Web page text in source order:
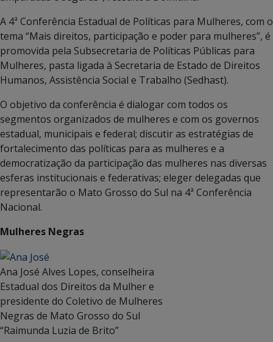
A 4ª Conferência Estadual de Políticas para Mulheres, com o
tema “Mais direitos, participação e poder para mulheres”, é
promovida pela Subsecretaria de Políticas Públicas para
Mulheres, pasta ligada à Secretaria de Estado de Direitos
Humanos, Assistência Social e Trabalho (Sedhast).
O objetivo da conferência é dialogar com todos os
segmentos organizados de mulheres e com os governos
estadual, municipais e federal; discutir as estratégias de
fortalecimento das políticas para as mulheres e a
democratização da participação das mulheres nas diversas
esferas institucionais e federativas; eleger delegadas que
representarão o Mato Grosso do Sul na 4ª Conferência
Nacional.
Mulheres Negras
Ana José Alves Lopes, conselheira
Estadual dos Direitos da Mulher e
presidente do Coletivo de Mulheres
Negras de Mato Grosso do Sul
“Raimunda Luzia de Brito”